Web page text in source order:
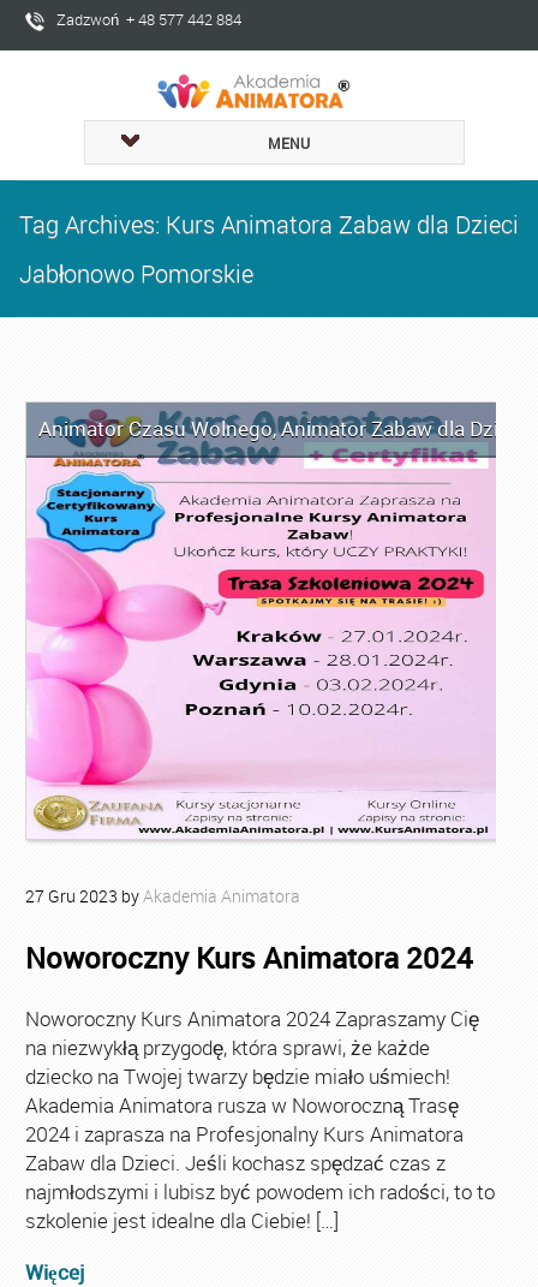
Zadzwoń + 48 577 442 884
MENU
Tag Archives: Kurs Animatora Zabaw dla Dzieci
Jabłonowo Pomorskie
Animator Czasu Wolnego,Animator Zabaw dla Dzieci
27 Gru 2023 byAkademia Animatora
Noworoczny Kurs Animatora 2024
Noworoczny Kurs Animatora 2024 Zapraszamy Cię
na niezwykłą przygodę, która sprawi, że każde
dziecko na Twojej twarzy będzie miało uśmiech!
Akademia Animatora rusza w Noworoczną Trasę
2024 i zaprasza na Profesjonalny Kurs Animatora
Zabaw dla Dzieci. Jeśli kochasz spędzać czas z
najmłodszymi i lubisz być powodem ich radości, to to
szkolenie jest idealne dla Ciebie! […]
Więcej